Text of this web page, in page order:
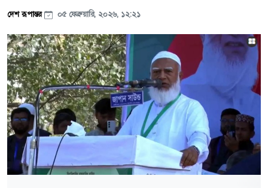
দেশ রূপান্তর ০৫ ফেব্রুয়ারি, ২০২৬, ১২:২১